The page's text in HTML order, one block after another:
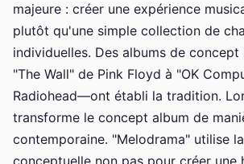
majeure : créer une expérience
plutôt qu'une simple collection de
individuelles. Des albums de
"The Wall" de Pink Floyd à "OK
Radiohead—ont établi la tradition.
transforme le concept album de
contemporaine. "Melodrama" utilise